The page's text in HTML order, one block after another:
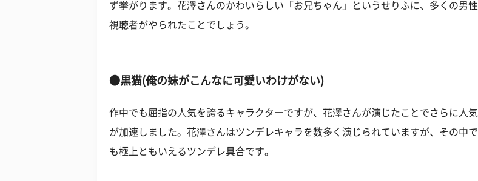
ず挙がります。花澤さんのかわいらしい「お兄ちゃん」というせりふに、多くの男性
視聴者がやられたことでしょう。
●黒猫(俺の妹がこんなに可愛いわけがない)
作中でも屈指の人気を誇るキャラクターですが、花澤さんが演じたことでさらに人気
が加速しました。花澤さんはツンデレキャラを数多く演じられていますが、その中で
も極上ともいえるツンデレ具合です。